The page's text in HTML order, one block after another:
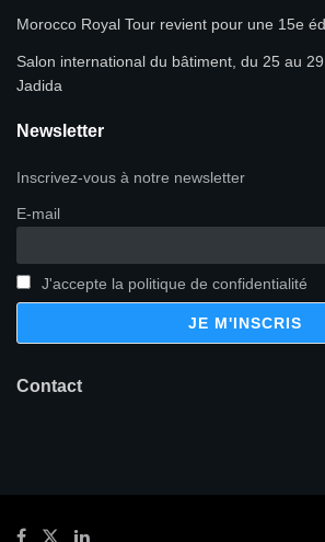
Morocco Royal Tour revient pour une 15e
Salon international du bâtiment, du 25 au
Jadida
Newsletter
Inscrivez-vous à notre newsletter
E-mail
J'accepte la politique de confidentialité
Contact